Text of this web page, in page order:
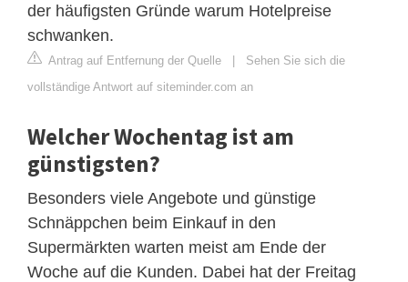
der häufigsten Gründe warum Hotelpreise
schwanken.
Antrag auf Entfernung der Quelle | Sehen Sie sich die
vollständige Antwort auf siteminder.com an
Welcher Wochentag ist am
günstigsten?
Besonders viele Angebote und günstige
Schnäppchen beim Einkauf in den
Supermärkten warten meist am Ende der
Woche auf die Kunden. Dabei hat der Freitag